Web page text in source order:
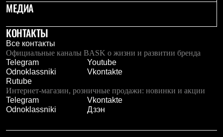
Куртки
Брюки
Детская одежда
Утепленная пухом
Комбинезоны
Куртки
Брюки
Утепленная синтетикой
Комбинезоны
Куртки
Брюки
Лёгкая одежда
Толстовки
МЕДИА
КОНТАКТЫ
Все контакты
Официальные каналы BASK о жизни и развитии бренда
Telegram
Youtube
Odnoklassniki
Vkontakte
Rutube
Интернет-магазин, розничные продажи: новинки и акции
Telegram
Vkontakte
Odnoklassniki
Дзэн